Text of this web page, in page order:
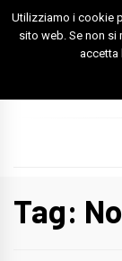
Skip
Foggia
Tag:
Utilizziamo i cookie
sito web. Se non
accetta